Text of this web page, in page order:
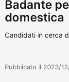
Badante
domestica
Candidati in cerca
Pubblicato il 2023/